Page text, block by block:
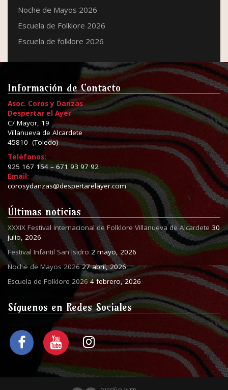
Noche de Mayos 2026
Escuela de Folklore 2026
Escuela de folklore 2026
Información de Contacto
Asoc. Coros y Danzas
Despertar el Ayer
C/ Mayor, 19
Villanueva de Alcardete
45810 (Toledo)
Teléfonos:
925 167 154 – 671 93 97 92
Email:
corosydanzas@despertarelayer.com
Últimas noticias
XXXIX Festival Internacional de Folklore Villanueva de Alcardete 30
julio, 2026
Festival Infantil San Isidro 2 mayo, 2026
Noche de Mayos 2026 27 abril, 2026
Escuela de Folklore 2026 4 febrero, 2026
Síguenos en Redes Sociales